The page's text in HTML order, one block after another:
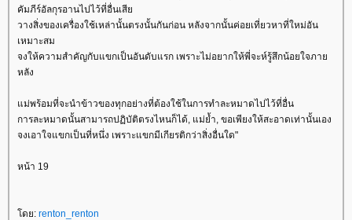
คัมภีร์อัลกุรอานไปไว้ที่อื่นเสี
วางสิ่งของเครื่องใช้เหล่านั้นตรงนั้นกันก่อน หลังจากนั้นค่อยเที่ยวหาที่ใหม่อัน
เหมาะสม
จงให้ความสำคัญกับแขกเป็นอันดับแรก เพราะไม่อยากให้พี่จะห์รู้สึกน้อยใจภา
หลัง
ม่พร้อมที่จะนำข้าวของทุกอย่างที่ต้องใช้ในการทำละหมาดไปไว้ที่อื่น
การละหมาดนั้นสามารถปฏิบัติตรงไหนก็ได้, แม่ย้ำ, ขอเพียงให้สะอาดเท่านั้นเอง
จงเอาใจแขกเป็นที่หนึ่ง เพราะแขกมีเกียรติกว่าสิ่งอื่นใด"
หน้า 19
ดย: renton_renton